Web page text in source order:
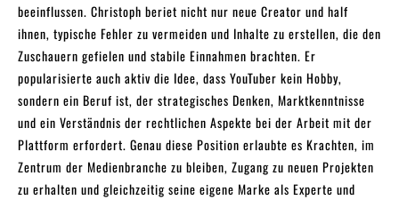
beeinflussen. Christoph beriet nicht nur neue Creator und half
ihnen, typische Fehler zu vermeiden und Inhalte zu erstellen, die den
Zuschauern gefielen und stabile Einnahmen brachten. Er
popularisierte auch aktiv die Idee, dass YouTuber kein Hobby,
sondern ein Beruf ist, der strategisches Denken, Marktkenntnisse
und ein Verständnis der rechtlichen Aspekte bei der Arbeit mit der
Plattform erfordert. Genau diese Position erlaubte es Krachten, im
Zentrum der Medienbranche zu bleiben, Zugang zu neuen Projekten
zu erhalten und gleichzeitig seine eigene Marke als Experte und